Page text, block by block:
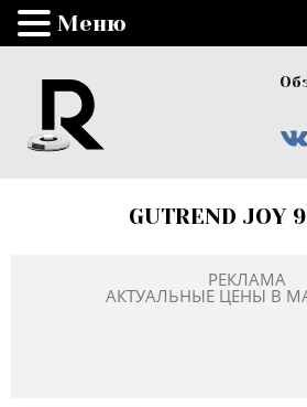
GUTREND JOY
РЕКЛАМА
АКТУАЛЬНЫЕ ЦЕНЫ В
Меню